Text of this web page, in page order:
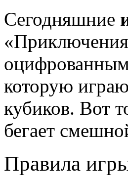
Сегодняшние
которую
кубиков. Вот
бегает
Правила